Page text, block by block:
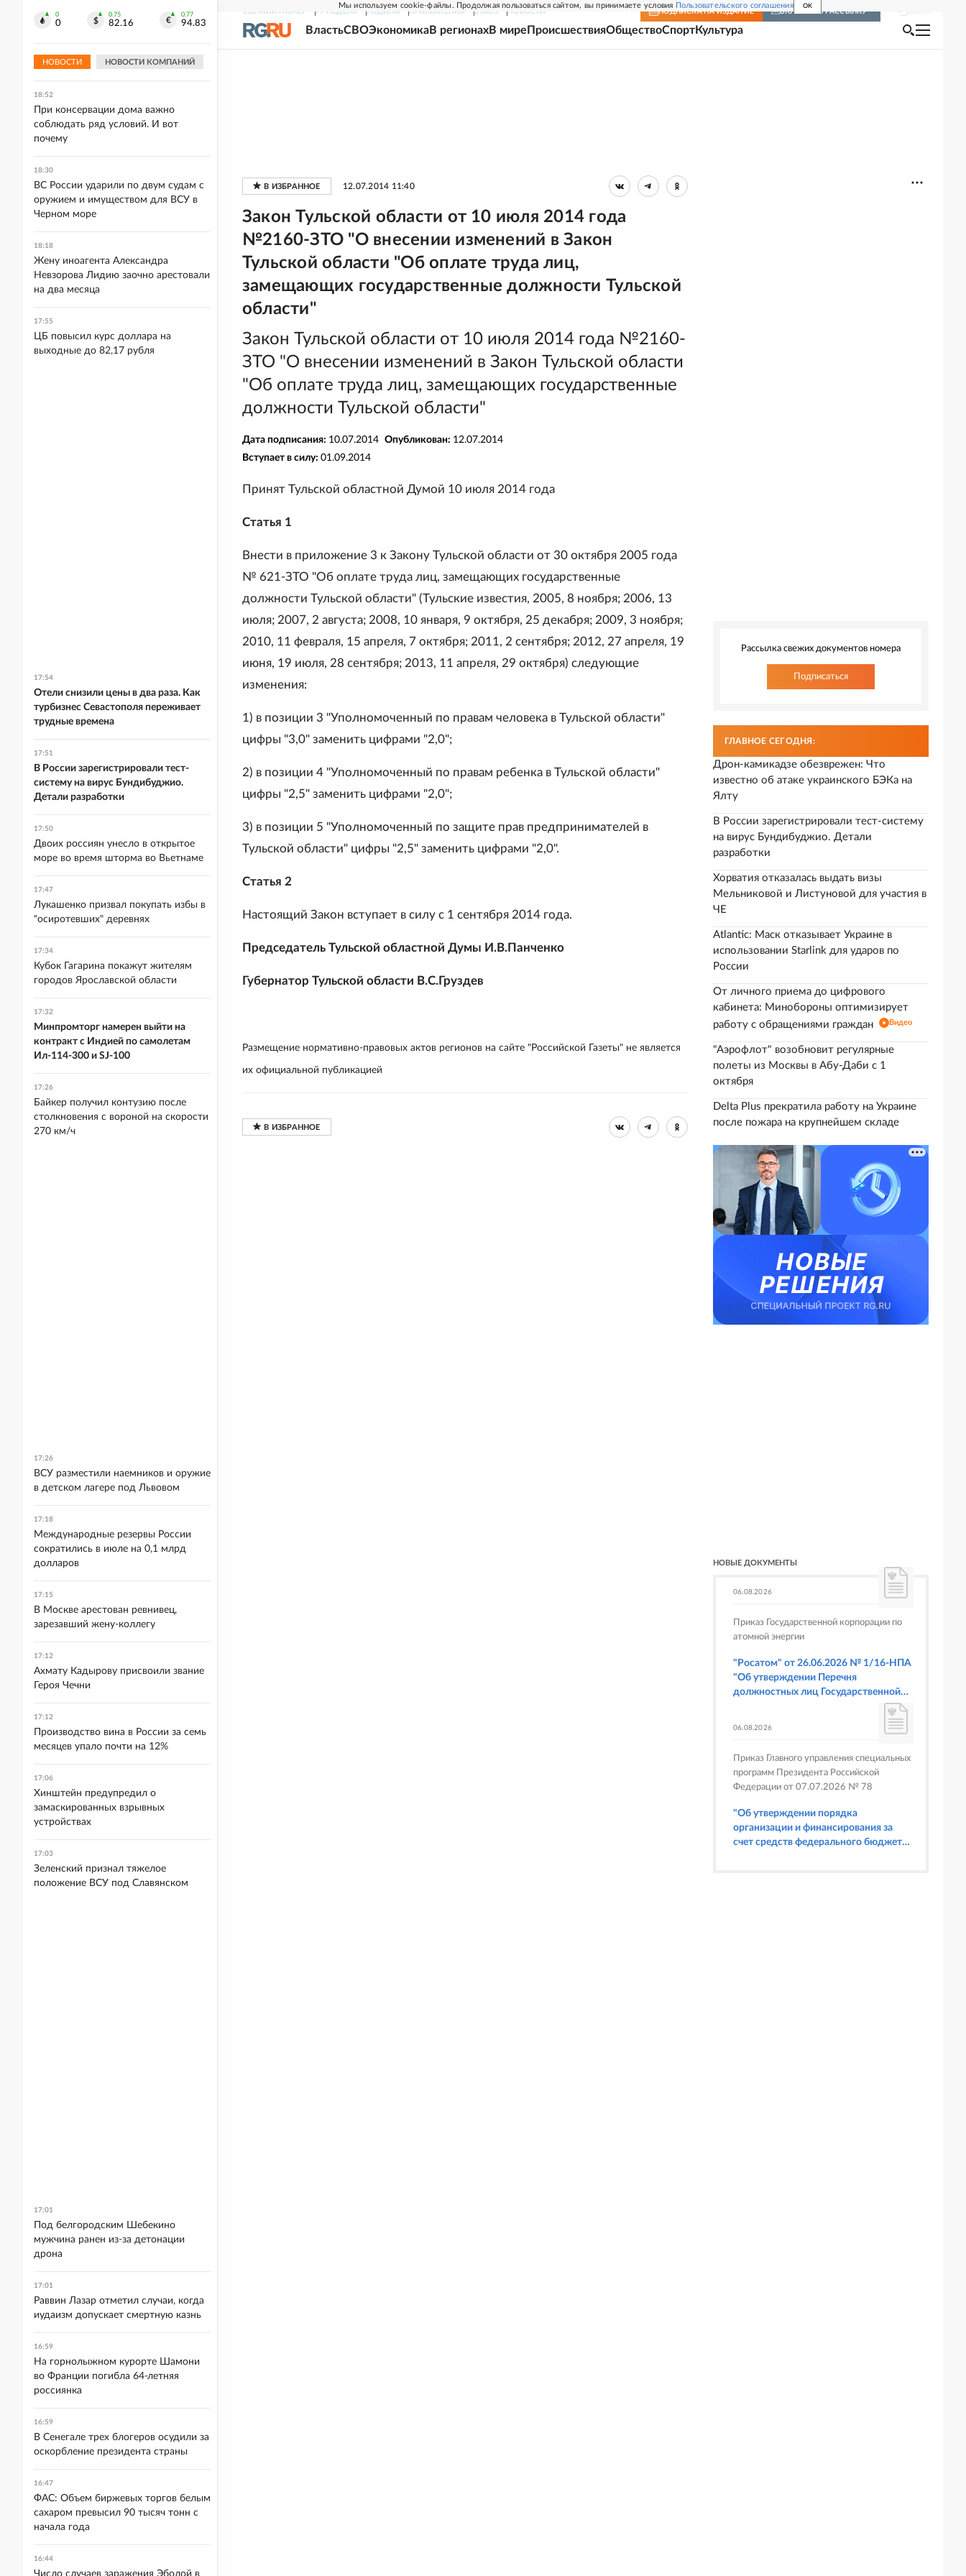
Мы используем cookie-файлы. Продолжая пользоваться сайтом, вы принимаете условия Пользовательского соглашения OK
СВЕЖИЙ НОМЕР РГ-НЕДЕЛЯ РОДИНА ПРИЛОЖЕНИЯ СОЮЗ НОВОСТИ ПОДПИСКА НА ИЗДАНИЕ ВКЛЮЧИТЬ РАССЫЛКУ
ВластьСВОЭкономикаВ регионахВ мире ПроисшествияОбществоСпортКультура
12.07.2014 11:40
Закон Тульской области от 10 июля 2014 года
№2160-ЗТО "О внесении изменений в Закон
Тульской области "Об оплате труда лиц,
замещающих государственные должности Тульской
области"
Закон Тульской области от 10 июля 2014 года №2160-
ЗТО "О внесении изменений в Закон Тульской области
"Об оплате труда лиц, замещающих государственные
должности Тульской области"
Дата подписания: 10.07.2014 Опубликован: 12.07.2014
Вступает в силу: 01.09.2014
Принят Тульской областной Думой 10 июля 2014 года
Статья 1
Внести в приложение 3 к Закону Тульской области от 30 октября 2005 года
№ 621-ЗТО "Об оплате труда лиц, замещающих государственные
должности Тульской области" (Тульские известия, 2005, 8 ноября; 2006, 13
июля; 2007, 2 августа; 2008, 10 января, 9 октября, 25 декабря; 2009, 3 ноября;
2010, 11 февраля, 15 апреля, 7 октября; 2011, 2 сентября; 2012, 27 апреля, 19
июня, 19 июля, 28 сентября; 2013, 11 апреля, 29 октября) следующие
изменения:
1) в позиции 3 "Уполномоченный по правам человека в Тульской области"
цифры "3,0" заменить цифрами "2,0";
2) в позиции 4 "Уполномоченный по правам ребенка в Тульской области"
цифры "2,5" заменить цифрами "2,0";
3) в позиции 5 "Уполномоченный по защите прав предпринимателей в
Тульской области" цифры "2,5" заменить цифрами "2,0".
Статья 2
Настоящий Закон вступает в силу с 1 сентября 2014 года.
Председатель Тульской областной Думы И.В.Панченко
Губернатор Тульской области В.С.Груздев
Размещение нормативно-правовых актов регионов на сайте "Российской Газеты" не является
их официальной публикацией
Рассылка свежих документов номера
Подписаться
ГЛАВНОЕ СЕГОДНЯ:
Дрон-камикадзе обезврежен: Что
известно об атаке украинского БЭКа на
Ялту
В России зарегистрировали тест-систему
на вирус Бундибуджио. Детали
разработки
Хорватия отказалась выдать визы
Мельниковой и Листуновой для участия в
ЧЕ
Atlantic: Маск отказывает Украине в
использовании Starlink для ударов по
России
От личного приема до цифрового
кабинета: Минобороны оптимизирует
работу с обращениями граждан
Видео
"Аэрофлот" возобновит регулярные
полеты из Москвы в Абу-Даби с 1
октября
Delta Plus прекратила работу на Украине
после пожара на крупнейшем складе
НОВЫЕ ДОКУМЕНТЫ
06.08.2026
Приказ Государственной корпорации по
атомной энергии
"Росатом" от 26.06.2026 № 1/16-НПА
"Об утверждении Перечня
должностных лиц Государственной
корпорации по атомной энергии
предусмотренных статьями 6.3, 8.1,
9.4, 9.5 и 9.5.1, частью 3 статьи 9.16,
статьей 14.44, частью 1 статьи 19.4,
статьей 19.4.1, частями 6 и 15 статьи
19.5, статьями 19.6 и 19.7, частью 1
статьи 19.26, статьей 19.33, частями 1,
2, 2.1, 6 и 6.1 статьи 20.4 Кодекса
06.08.2026
Приказ Главного управления специальных
программ Президента Российской
Федерации от 07.07.2026 № 78
"Об утверждении порядка
организации и финансирования за
счет средств федерального бюджета
0
0
0.75
82.16
0.77
94.83
НОВОСТИ НОВОСТИ КОМПАНИЙ
россиянка исчезла в ОАЭ
18:52
При консервации дома важно
соблюдать ряд условий. И вот
почему
18:30
ВС России ударили по двум судам с
оружием и имуществом для ВСУ в
Черном море
18:18
Жену иноагента Александра
Невзорова Лидию заочно арестовали
на два месяца
17:55
ЦБ повысил курс доллара на
выходные до 82,17 рубля
17:54
Отели снизили цены в два раза. Как
турбизнес Севастополя переживает
трудные времена
17:51
В России зарегистрировали тест-
систему на вирус Бундибуджио.
Детали разработки
17:50
Двоих россиян унесло в открытое
море во время шторма во Вьетнаме
17:47
Лукашенко призвал покупать избы в
"осиротевших" деревнях
17:34
Кубок Гагарина покажут жителям
городов Ярославской области
17:32
Минпромторг намерен выйти на
контракт с Индией по самолетам
Ил-114-300 и SJ-100
17:26
Байкер получил контузию после
столкновения с вороной на скорости
270 км/ч
17:26
ВСУ разместили наемников и оружие
в детском лагере под Львовом
17:18
Международные резервы России
сократились в июле на 0,1 млрд
долларов
17:15
В Москве арестован ревнивец,
зарезавший жену-коллегу
17:12
Ахмату Кадырову присвоили звание
Героя Чечни
17:12
Производство вина в России за семь
месяцев упало почти на 12%
17:06
Хинштейн предупредил о
замаскированных взрывных
устройствах
17:03
Зеленский признал тяжелое
положение ВСУ под Славянском
17:01
Под белгородским Шебекино
мужчина ранен из-за детонации
дрона
17:01
Раввин Лазар отметил случаи, когда
иудаизм допускает смертную казнь
16:59
На горнолыжном курорте Шамони
во Франции погибла 64-летняя
россиянка
16:59
В Сенегале трех блогеров осудили за
оскорбление президента страны
16:47
ФАС: Объем биржевых торгов белым
сахаром превысил 90 тысяч тонн с
начала года
16:44
Число случаев заражения Эболой в